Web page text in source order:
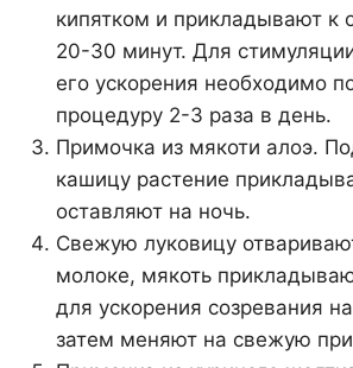
кипятком и прикладывают к
20-30 минут. Для
его ускорения необходимо
процедуру 2-3 раза в день.
Примочка из мякоти алоэ.
кашицу растение
оставляют на ночь.
Свежую луковицу
молоке, мякоть
для ускорения созревания
затем меняют на свежую